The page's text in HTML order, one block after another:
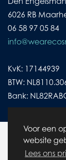
Voor een
website
Lees ons
6026 RB
06 58 97 05 84
KvK: 17144939
BTW:
Bank:
©